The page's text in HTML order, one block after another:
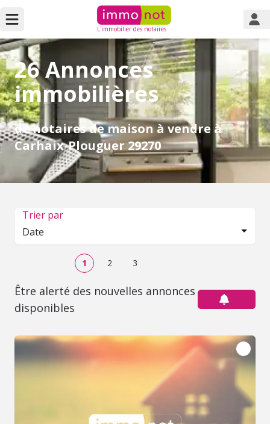
L'immobilier des notaires
26 Annonces
immobilières
de notaires de maison à vendre à
Carhaix-Plouguer 29270
Trier par
Date
1 2 3
Être alerté des nouvelles annonces
disponibles